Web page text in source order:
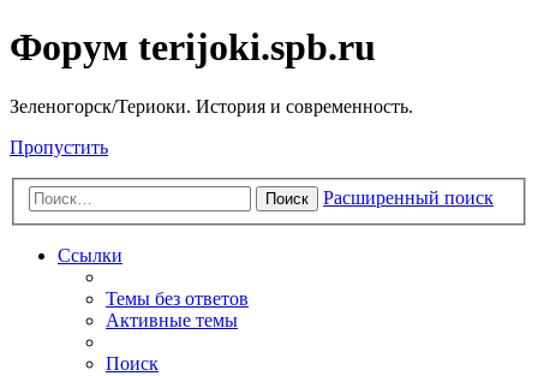
Форум terijoki.spb.ru
Зеленогорск/Териоки. История и современность.
Пропустить
Поиск Расширенный поиск
Ссылки
Темы без ответов
Активные темы
Поиск